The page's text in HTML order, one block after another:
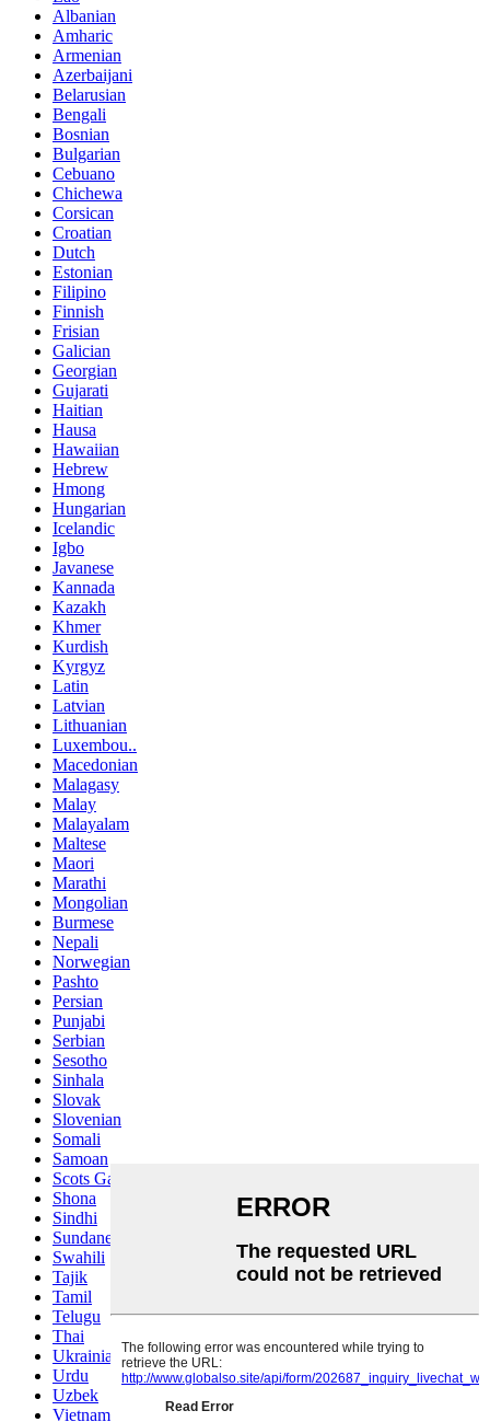
Albanian
Amharic
Armenian
Azerbaijani
Belarusian
Bengali
Bosnian
Bulgarian
Cebuano
Chichewa
Corsican
Croatian
Dutch
Estonian
Filipino
Finnish
Frisian
Galician
Georgian
Gujarati
Haitian
Hausa
Hawaiian
Hebrew
Hmong
Hungarian
Icelandic
Igbo
Javanese
Kannada
Kazakh
Khmer
Kurdish
Kyrgyz
Latin
Latvian
Lithuanian
Luxembou..
Macedonian
Malagasy
Malay
Malayalam
Maltese
Maori
Marathi
Mongolian
Burmese
Nepali
Norwegian
Pashto
Persian
Punjabi
Serbian
Sesotho
Sinhala
Slovak
Slovenian
Somali
Samoan
Scots Gaelic
Shona
Sindhi
Sundanese
Swahili
Tajik
Tamil
Telugu
Thai
Ukrainian
Urdu
Uzbek
Vietnamese